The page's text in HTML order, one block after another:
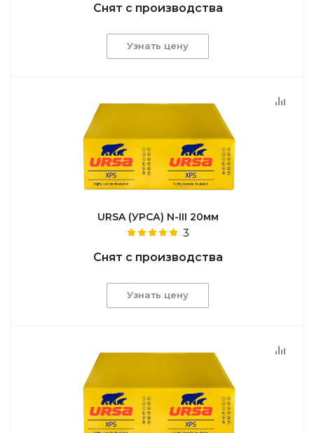
Снят с производства
Узнать цену
URSA (УРСА) N-III 20мм
3
Снят с производства
Узнать цену